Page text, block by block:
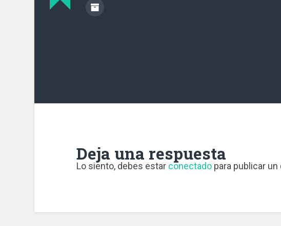
Deja una respuesta
Lo siento, debes estar conectadopara publicar un